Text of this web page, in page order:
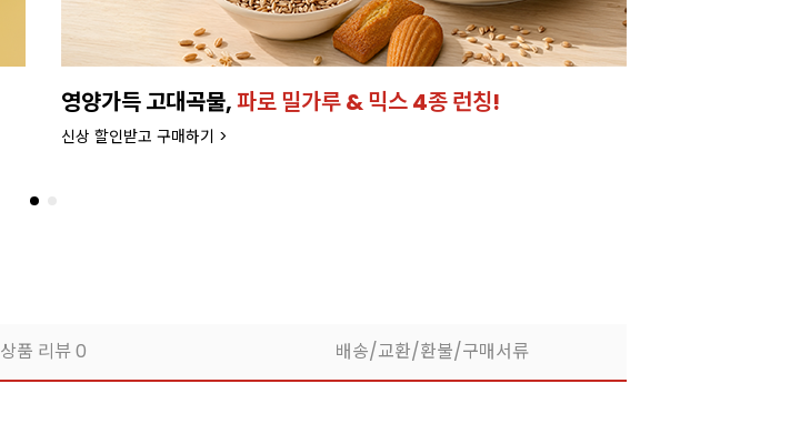
버터로 만든프리미엄 케이크 시트
더 좋은 품질과 맛으로 업그레드 되었어요!
상품 리뷰0 배송/교환/환불/구매서류